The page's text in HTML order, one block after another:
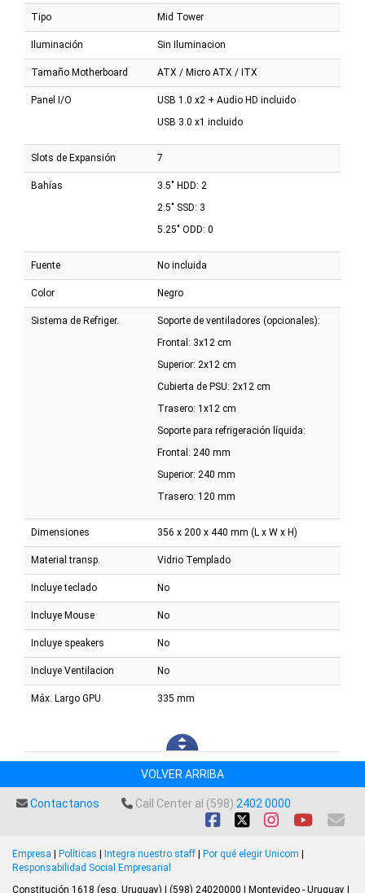
Tipo Mid Tower
Iluminación Sin Iluminacion
Tamaño Motherboard ATX / Micro ATX / ITX
Panel I/O
USB 1.0 x2 + Audio HD incluido
USB 3.0 x1 incluido
Slots de Expansión 7
Bahías
3.5" HDD: 2
2.5" SSD: 3
5.25" ODD: 0
Fuente No incluida
Color Negro
Sistema de Refriger.
Soporte de ventiladores (opcionales):
Frontal: 3x12 cm
Superior: 2x12 cm
Cubierta de PSU: 2x12 cm
Trasero: 1x12 cm
Soporte para refrigeración líquida:
Frontal: 240 mm
Superior: 240 mm
Trasero: 120 mm
Dimensiones 356 x 200 x 440 mm (L x W x H)
Material transp. Vidrio Templado
Incluye teclado No
Incluye Mouse No
Incluye speakers No
Incluye Ventilacion No
Máx. Largo GPU 335 mm
VOLVER ARRIBA
Contactanos Call Center al (598) 2402 0000
Empresa | Políticas | Integra nuestro staff | Por qué elegir Unicom |
Responsabilidad Social Empresarial
Constitución 1618 (esq. Uruguay) | (598) 24020000 | Montevideo - Uruguay |